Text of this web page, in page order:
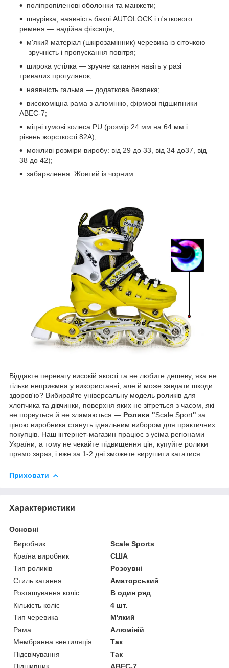
поліпропіленові оболонки та манжети;
шнурівка, наявність баклі AUTOLOCK і п'яткового
ременя — надійна фіксація;
м'який матеріал (шкірозамінник) черевика із сіточкою
— зручність і пропускання повітря;
широка устілка — зручне катання навіть у разі
тривалих прогулянок;
наявність гальма — додаткова безпека;
високоміцна рама з алюмінію, фірмові підшипники
ABEC-7;
міцні гумові колеса PU (розмір 24 мм на 64 мм і
рівень жорсткості 82A);
можливі розміри виробу: від 29 до 33, від 34 до37, від
38 до 42);
забарвлення: Жовтий із чорним.
Віддаєте перевагу високій якості та не любите дешеву, яка не
тільки неприємна у використанні, але й може завдати шкоди
здоров'ю? Вибирайте універсальну модель роликів для
хлопчика та дівчинки, поверхня яких не зітреться з часом, які
не порвуться й не зламаються — Ролики "Scale Sport" за
ціною виробника стануть ідеальним вибором для практичних
покупців. Наш інтернет-магазин працює з усіма регіонами
України, а тому не чекайте підвищення цін, купуйте ролики
прямо зараз, і вже за 1-2 дні зможете вирушити кататися.
Приховати
Характеристики
Основні
Виробник
Scale Sports
Країна виробник
США
Тип роликів
Розсувні
Стиль катання
Аматорський
Розташування коліс
В один ряд
Кількість коліс
4 шт.
Тип черевика
М'який
Рама
Алюміній
Мембранна вентиляція
Так
Підсвічування
Так